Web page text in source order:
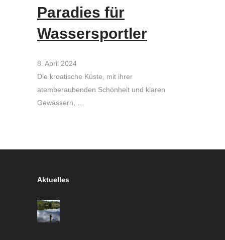
Paradies für
Wassersportler
8. April 2024
Die kroatische Küste, mit ihrer
atemberaubenden Schönheit und klaren
Gewässern, …
Aktuelles